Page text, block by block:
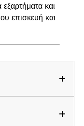
και
επισκευή και